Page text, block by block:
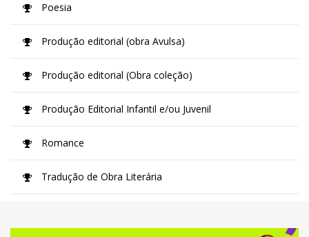
Poesia
Produção editorial (obra Avulsa)
Produção editorial (Obra coleção)
Produção Editorial Infantil e/ou Juvenil
Romance
Tradução de Obra Literária